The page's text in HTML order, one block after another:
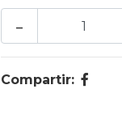
-
Compartir: